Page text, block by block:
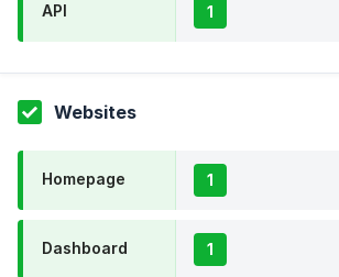
API 1
Websites
Homepage 1
Dashboard 1